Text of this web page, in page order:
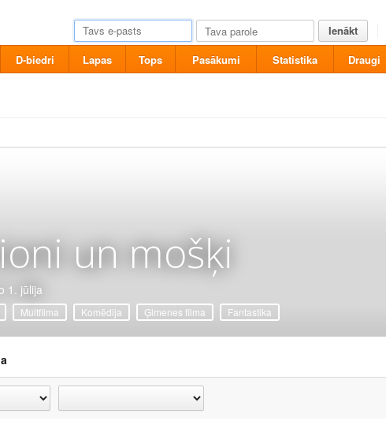
Ienākt
D-biedri Lapas Tops Pasākumi Statistika Draugi
un mošķi
1. jūlija
Multfilma Komēdija Ģimenes filma Fantastika